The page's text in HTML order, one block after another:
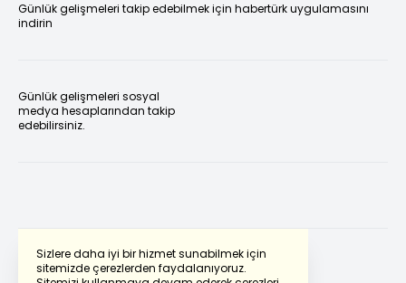
Sizlere daha iyi bir hizmet sunabilmek için
sitemizde çerezlerden faydalanıyoruz.
Günlük gelişmeleri takip edebilmek için habertürk uygulamasını
indirin
Günlük gelişmeleri sosyal
medya hesaplarından takip
edebilirsiniz.